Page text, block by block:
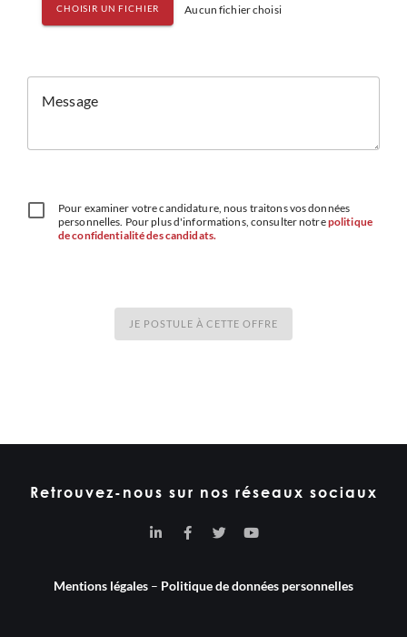
CHOISIR UN FICHIER Aucun fichier choisi
Message
Pour examiner votre candidature, nous traitons vos données
personnelles. Pour plus d'informations, consulter notrepolitique
de confidentialité des candidats.
JE POSTULE À CETTE OFFRE
Retrouvez-nous sur nos réseaux sociaux
Mentions légales – Politique de données personnelles